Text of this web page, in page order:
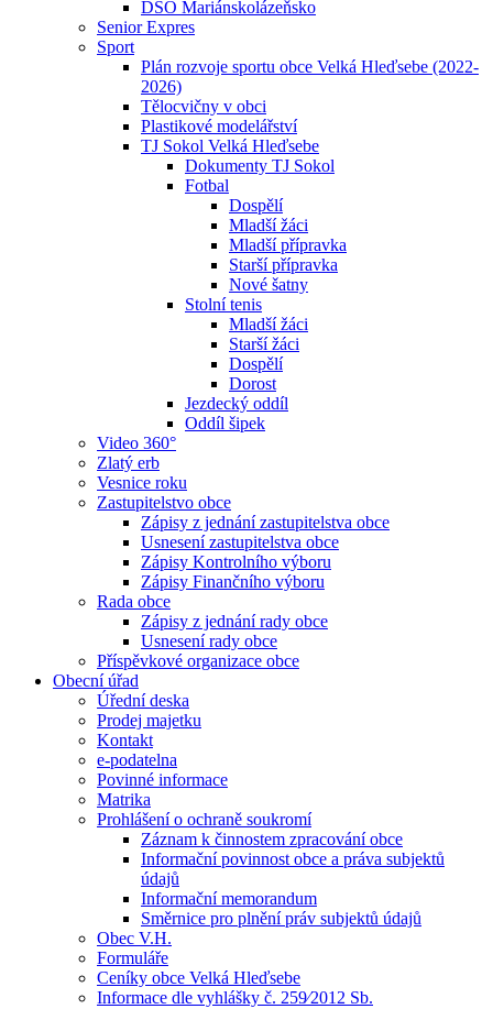
DSO Mariánskolázeňsko
Senior Expres
Sport
Plán rozvoje sportu obce Velká Hleďsebe (2022-
2026)
Tělocvičny v obci
Plastikové modelářství
TJ Sokol Velká Hleďsebe
Dokumenty TJ Sokol
Fotbal
Dospělí
Mladší žáci
Mladší přípravka
Starší přípravka
Nové šatny
Stolní tenis
Mladší žáci
Starší žáci
Dospělí
Dorost
Jezdecký oddíl
Oddíl šipek
Video 360°
Zlatý erb
Vesnice roku
Zastupitelstvo obce
Zápisy z jednání zastupitelstva obce
Usnesení zastupitelstva obce
Zápisy Kontrolního výboru
Zápisy Finančního výboru
Rada obce
Zápisy z jednání rady obce
Usnesení rady obce
Příspěvkové organizace obce
Obecní úřad
Úřední deska
Prodej majetku
Kontakt
e-podatelna
Povinné informace
Matrika
Prohlášení o ochraně soukromí
Záznam k činnostem zpracování obce
Informační povinnost obce a práva subjektů
údajů
Informační memorandum
Směrnice pro plnění práv subjektů údajů
Obec V.H.
Formuláře
Ceníky obce Velká Hleďsebe
Informace dle vyhlášky č. 259⁄2012 Sb.